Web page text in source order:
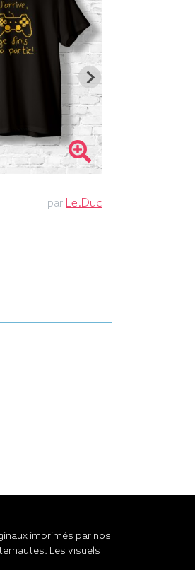
par Le.duc
imprimés par nos
Les visuels